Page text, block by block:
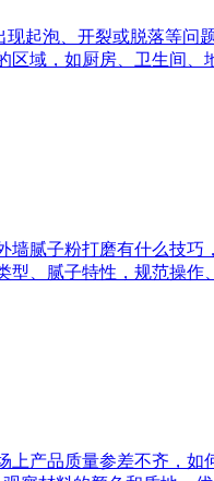
起泡、开裂或脱落等问
域，如厨房、卫生间
腻子粉打磨有什么技
、腻子特性，规范操作
产品质量参差不齐，如